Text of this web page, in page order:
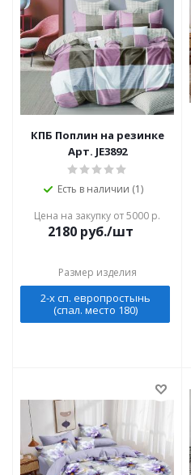
КПБ Поплин на резинке
Арт. JE3892
Есть в наличии (1)
Цена на закупку от 5000 р.
2180 руб./шт
Размер изделия
2-х сп. европростынь
(спал. место 180)